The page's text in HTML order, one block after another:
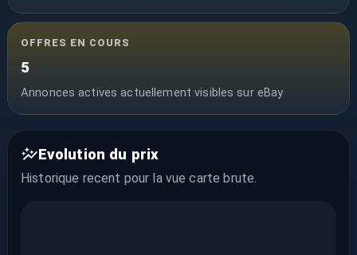
OFFRES EN COURS
5
Annonces actives actuellement visibles sur eBay
Evolution du prix
Historique recent pour la vuecarte brute.